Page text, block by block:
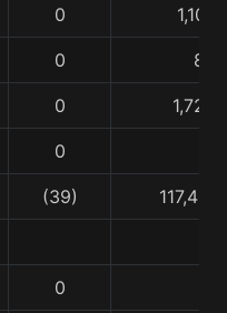
0
0
0
0
(39)
0